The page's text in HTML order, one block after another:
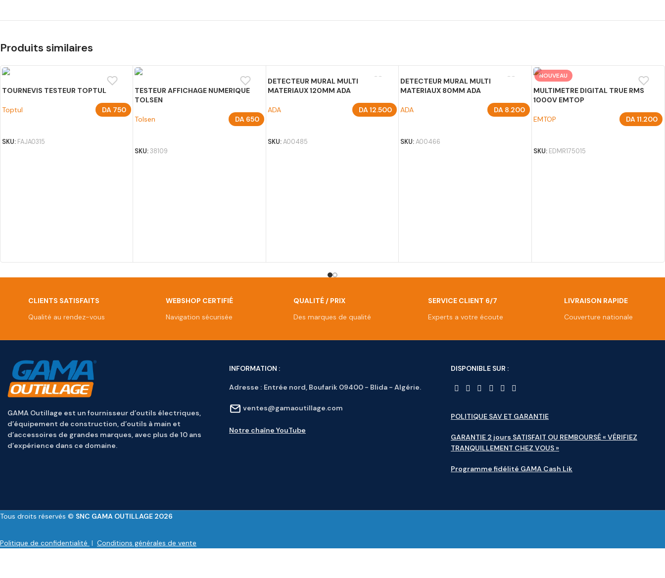
Produits similaires
TOURNEVIS TESTEUR TOPTUL
Toptul DA 750
SKU: FAJA0315
TESTEUR AFFICHAGE NUMERIQUE
TOLSEN
Tolsen DA650
SKU:38109
DETECTEUR MURAL MULTI
MATERIAUX 120MM ADA
ADA DA12.500
SKU:A00485
DETECTEUR MURAL MULTI
MATERIAUX 80MM ADA
ADA DA8.200
SKU:A00466
NOUVEAU
MULTIMETRE DIGITAL TRUE RMS
1000V EMTOP
EMTOP DA11.200
SKU: EDMR175015
CLIENTS SATISFAITS
Qualité au rendez-vous
WEBSHOP CERTIFIÉ
Navigation sécurisée
QUALITÉ / PRIX
Des marques de qualité
SERVICE CLIENT 6/7
Experts a votre écoute
LIVRAISON RAPIDE
Couverture nationale
GAMA Outillage est un fournisseur d’outils électriques,
d’équipement de construction, d’outils à main et
d’accessoires de grandes marques, avec plus de 10 ans
d’expérience dans ce domaine.
INFORMATION :
Adresse : Entrée nord, Boufarik 09400 - Blida - Algérie.
ventes@gamaoutillage.com
Notre chaîne YouTube
DISPONIBLE SUR :
POLITIQUE SAV ET GARANTIE
GARANTIE 2 jours SATISFAIT OU REMBOURSÉ « VÉRIFIEZ
TRANQUILLEMENT CHEZ VOUS »
Programme fidélité GAMA Cash Lik
Tous droits réservés © SNC GAMA OUTILLAGE 2026
Politique de confidentialité | Conditions générales de vente